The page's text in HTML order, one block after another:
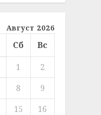
Август 2026
Сб
Вс
1
2
8
9
15
16